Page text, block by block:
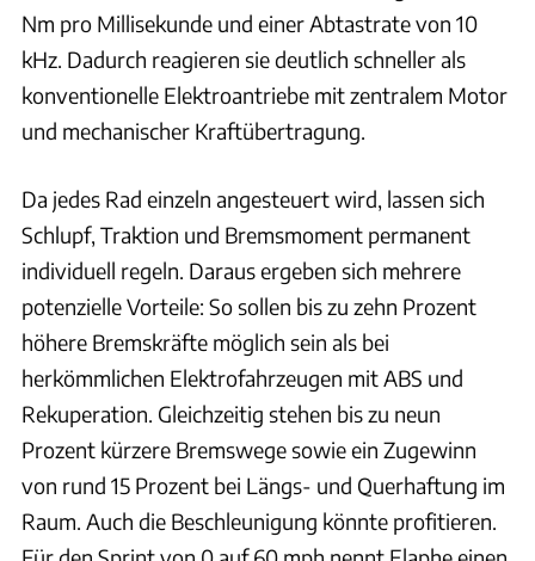
Nm pro Millisekunde und einer Abtastrate von 10
kHz. Dadurch reagieren sie deutlich schneller als
konventionelle Elektroantriebe mit zentralem Motor
und mechanischer Kraftübertragung.
Da jedes Rad einzeln angesteuert wird, lassen sich
Schlupf, Traktion und Bremsmoment permanent
individuell regeln. Daraus ergeben sich mehrere
potenzielle Vorteile: So sollen bis zu zehn Prozent
höhere Bremskräfte möglich sein als bei
herkömmlichen Elektrofahrzeugen mit ABS und
Rekuperation. Gleichzeitig stehen bis zu neun
Prozent kürzere Bremswege sowie ein Zugewinn
von rund 15 Prozent bei Längs- und Querhaftung im
Raum. Auch die Beschleunigung könnte profitieren.